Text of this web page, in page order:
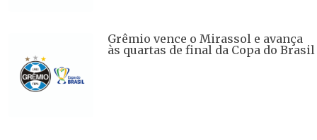
Grêmio vence o Mirassol e avança
às quartas de final da Copa do Brasil